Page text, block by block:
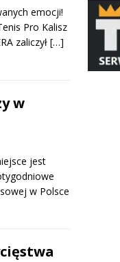
emocji!
Pro Kalisz
zaliczył […]
w
jest
w Polsce